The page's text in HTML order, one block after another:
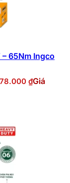
65Nm Ingco
₫Giá